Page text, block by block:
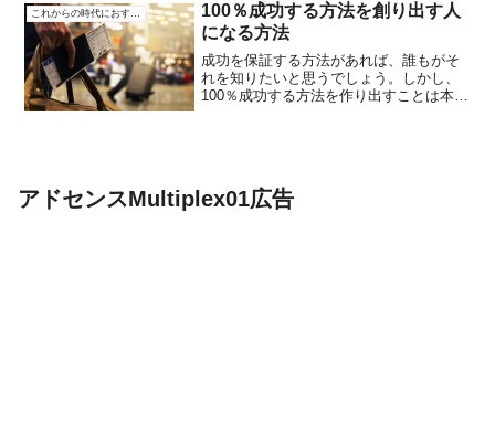
ークワドラントの理解 ...
これからの時代におすすめ
100％成功する方法を創り出す人
になる方法
成功を保証する方法があれば、誰もがそ
れを知りたいと思うでしょう。しかし、
100％成功する方法を作り出すことは本当
アドセンスMultiplex01広告